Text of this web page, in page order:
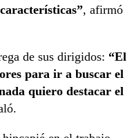
, afirmó
de sus dirigidos: “El
para ir a buscar el
quiero destacar el